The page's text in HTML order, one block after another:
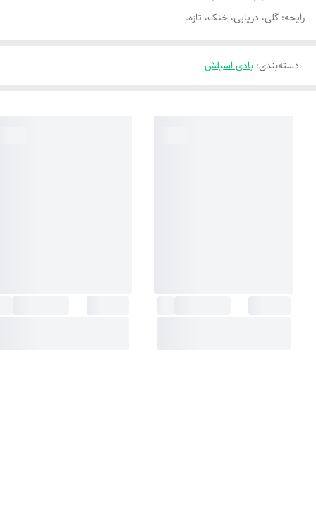
رایحه: گلی، دریایی، خنک، تازه.
دسته‌بندی: بادی اسپلش